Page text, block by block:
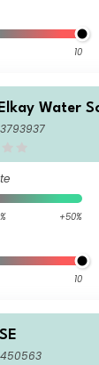
10
Water
+50%
10